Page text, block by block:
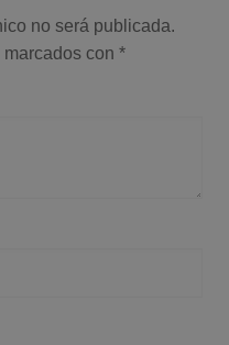
no será publicada.
marcados con *